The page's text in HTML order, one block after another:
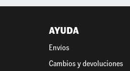
AYUDA
Envíos
Cambios y devoluciones